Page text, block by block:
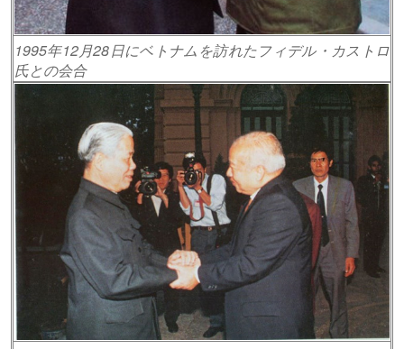
1995年12月28日にベトナムを訪れたフィデル・カストロ
氏との会合